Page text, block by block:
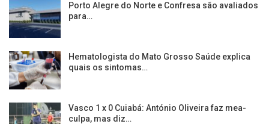
Porto Alegre do Norte e Confresa são avaliados
para…
Hematologista do Mato Grosso Saúde explica
quais os sintomas…
Vasco 1 x 0 Cuiabá: António Oliveira faz mea-
culpa, mas diz…